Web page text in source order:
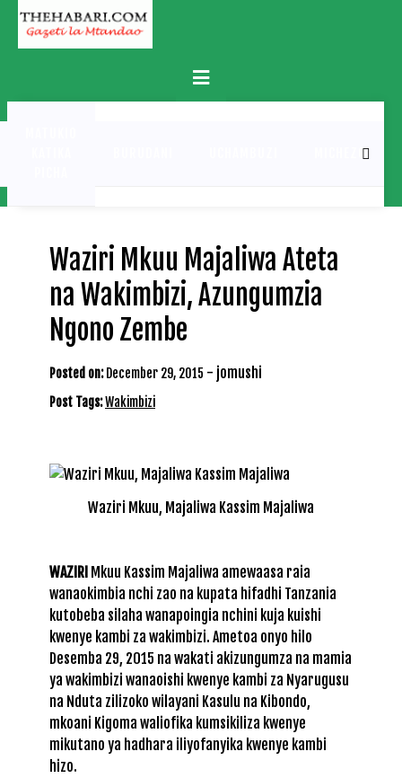
Skip
content
Primary
Menu
MICHEZO
Waziri Mkuu Majaliwa Ateta
na Wakimbizi, Azungumzia
Ngono Zembe
Posted on: December 29, 2015 - jomushi
Post Tags:Wakimbizi
Waziri Mkuu, Majaliwa Kassim Majaliwa
WAZIRI Mkuu Kassim Majaliwa amewaasa raia
wanaokimbia nchi zao na kupata hifadhi Tanzania
kutobeba silaha wanapoingia nchini kuja kuishi
kwenye kambi za wakimbizi. Ametoa onyo hilo
Desemba 29, 2015 na wakati akizungumza na mamia
ya wakimbizi wanaoishi kwenye kambi za Nyarugusu
na Nduta zilizoko wilayani Kasulu na Kibondo,
mkoani Kigoma waliofika kumsikiliza kwenye
mikutano ya hadhara iliyofanyika kwenye kambi
hizo.